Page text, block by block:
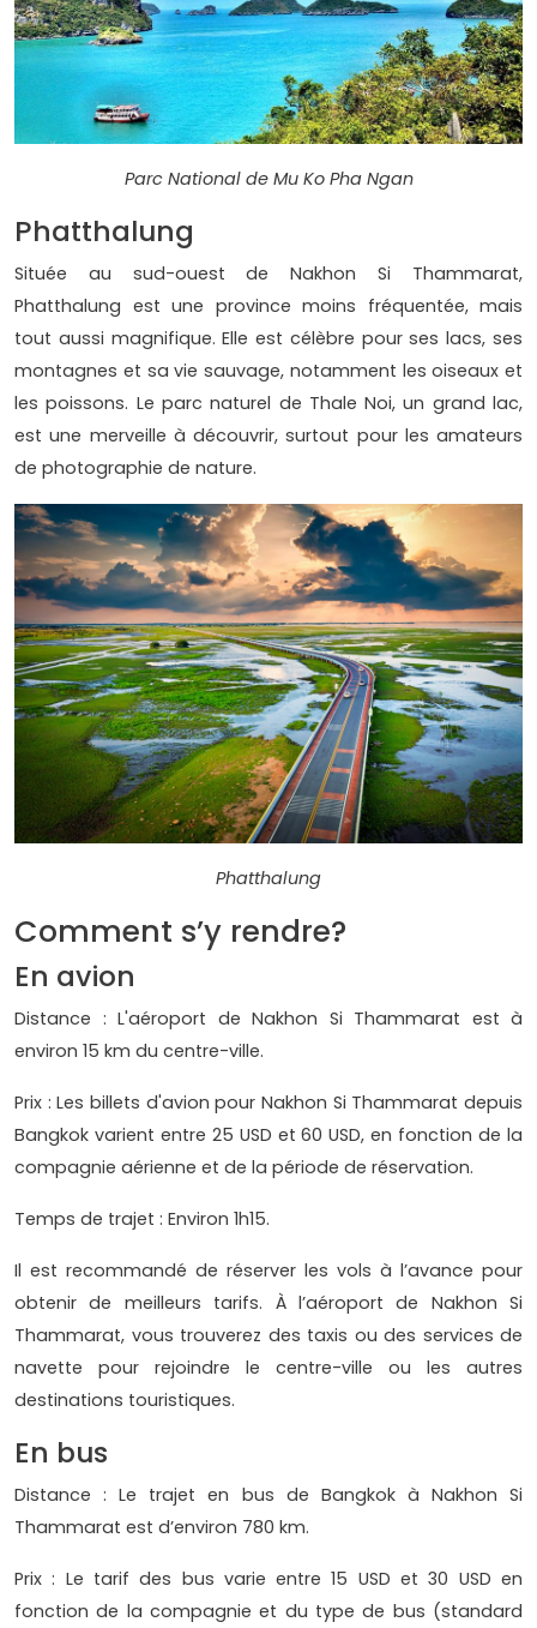
Parc National de Mu Ko Pha Ngan
Phatthalung
Située au sud-ouest de Nakhon Si Thammarat,
Phatthalung est une province moins fréquentée, mais
tout aussi magnifique. Elle est célèbre pour ses lacs, ses
montagnes et sa vie sauvage, notamment les oiseaux et
les poissons. Le parc naturel de Thale Noi, un grand lac,
est une merveille à découvrir, surtout pour les amateurs
de photographie de nature.
Phatthalung
Comment s’y rendre?
En avion
Distance : L'aéroport de Nakhon Si Thammarat est à
environ 15 km du centre-ville.
Prix : Les billets d'avion pour Nakhon Si Thammarat depuis
Bangkok varient entre 25 USD et 60 USD, en fonction de la
compagnie aérienne et de la période de réservation.
Temps de trajet : Environ 1h15.
Il est recommandé de réserver les vols à l’avance pour
obtenir de meilleurs tarifs. À l’aéroport de Nakhon Si
Thammarat, vous trouverez des taxis ou des services de
navette pour rejoindre le centre-ville ou les autres
destinations touristiques.
En bus
Distance : Le trajet en bus de Bangkok à Nakhon Si
Thammarat est d’environ 780 km.
Prix : Le tarif des bus varie entre 15 USD et 30 USD en
fonction de la compagnie et du type de bus (standard